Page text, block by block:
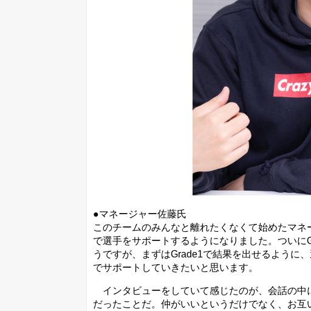
●マネージャー佐藤氏
このチームのみんなと離れたくなくて始めたマ
で選手をサポートするようになりました。つい
うですが、まずはGrade1で結果を出せるように
でサポートしていきたいと思います。
インタビューをしていて感じたのが、会話の中
だったことだ。仲がいいというだけでなく、お